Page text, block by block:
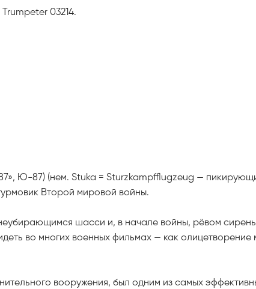
03214.
Ю-87) (нем. Stuka = Sturzkampfflugzeug —
Второй мировой войны.
шасси и, в начале войны, рёвом
во многих военных фильмах — как
вооружения, был одним из самых